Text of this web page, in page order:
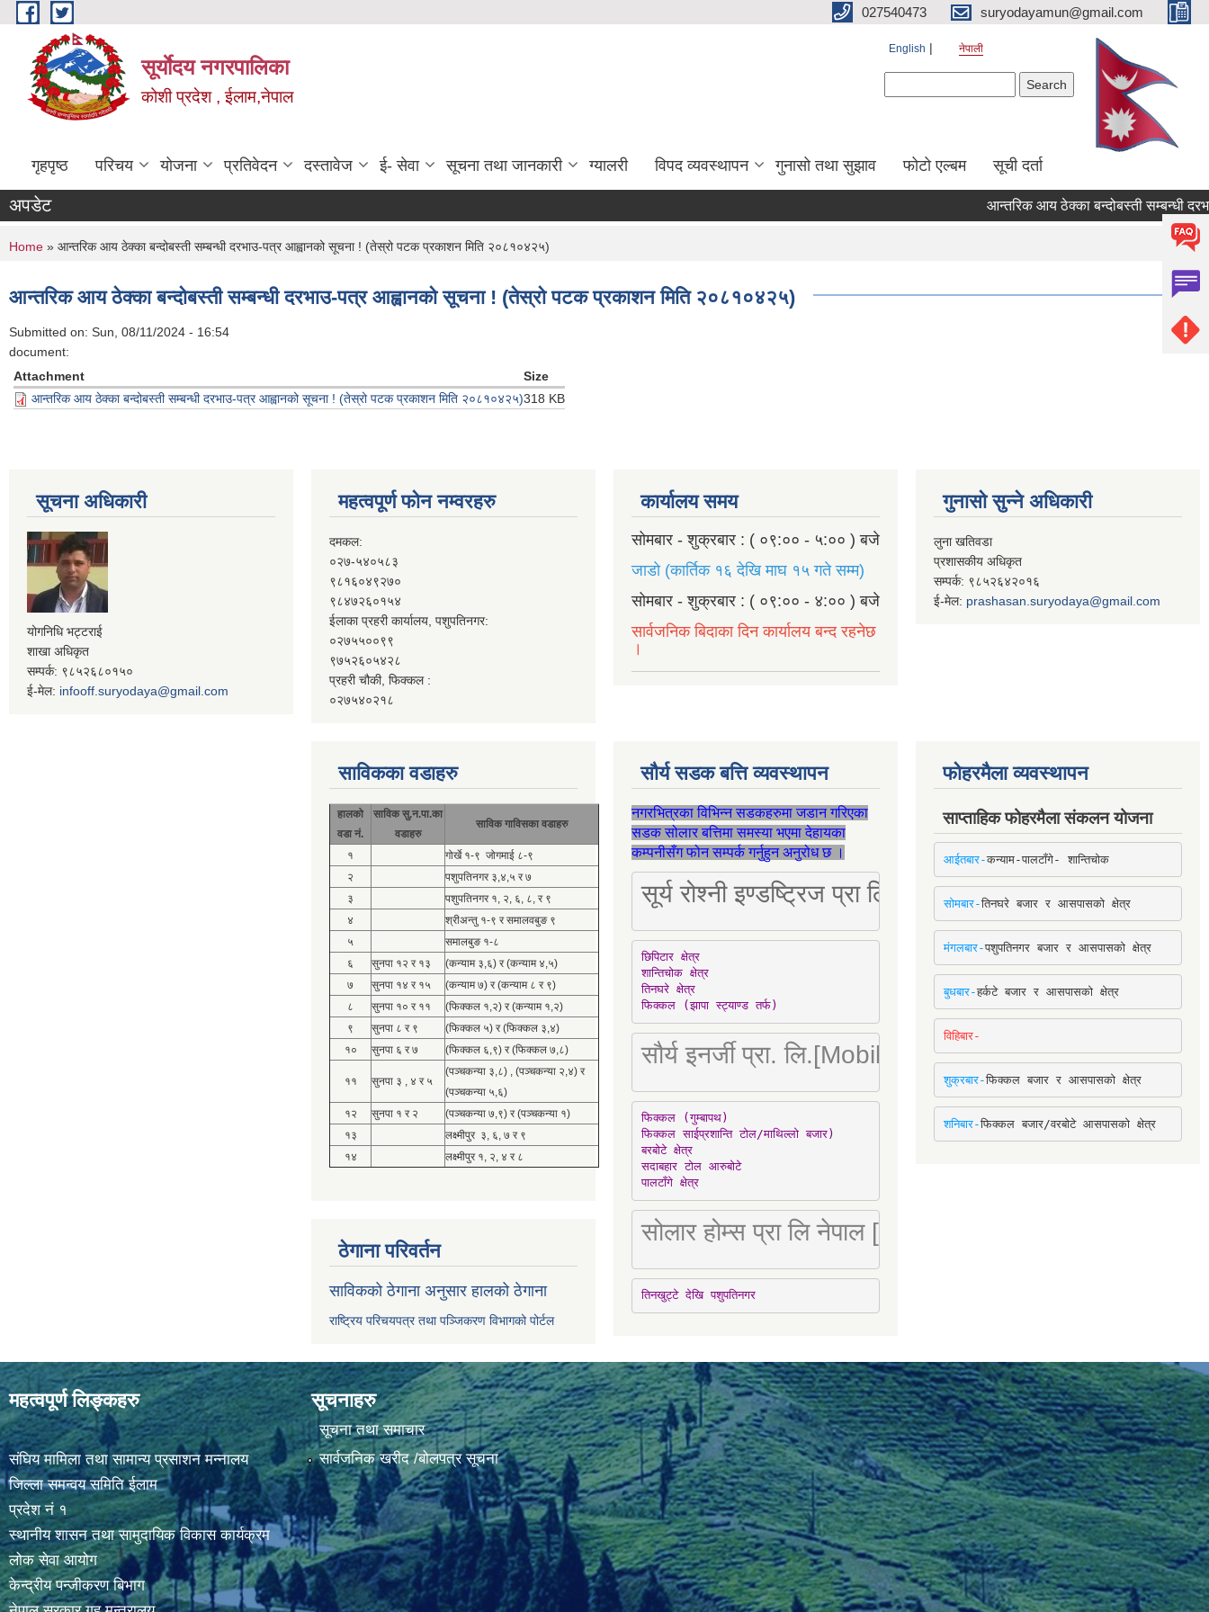
Skip to main content 027540473 suryodayamun@gmail.com
सूर्याेदय नगरपालिका
कोशी प्रदेश , ईलाम,नेपाल
English नेपाली
गृहपृष्ठ परिचय योजना प्रतिवेदन दस्तावेज ई- सेवा सूचना तथा जानकारी ग्यालरी विपद व्यवस्थापन गुनासो तथा सुझाव फोटो एल्बम सूची दर्ता
अपडेट आन्तरिक आय ठेक्का बन्दोबस्ती सम्बन्धी
You are here
Home » आन्तरिक आय ठेक्का बन्दोबस्ती सम्बन्धी दरभाउ-पत्र आह्वानको सूचना ! (तेस्रो पटक प्रकाशन मिति २०८१०४२५)
आन्तरिक आय ठेक्का बन्दोबस्ती सम्बन्धी दरभाउ-पत्र आह्वानको सूचना ! (तेस्रो पटक प्रकाशन मिति २०८१०४२५)
Submitted on: Sun, 08/11/2024 - 16:54
document:
Attachment
Size
आन्तरिक आय ठेक्का बन्दोबस्ती सम्बन्धी दरभाउ-पत्र आह्वानको सूचना ! (तेस्रो पटक प्रकाशन मिति २०८१०४२५)318 KB
सूचना अधिकारी
योगनिधि भट्टराई
शाखा अधिकृत
सम्पर्क: ९८५२६८०१५०
ई-मेल: infooff.suryodaya@gmail.com
महत्वपूर्ण फोन नम्वरहरु
दमकल:
०२७-५४०५८३
९८१६०४९२७०
९८४७२६०१५४
ईलाका प्रहरी कार्यालय, पशुपतिनगर:
०२७५५००९९
९७५२६०५४२८
प्रहरी चौकी, फिक्कल :
०२७५४०२१८
कार्यालय समय
सोमबार - शुक्रबार : ( ०९:०० - ५:०० ) बजे
जाडो (कार्तिक १६ देखि माघ १५ गते सम्म)
सोमबार - शुक्रबार : ( ०९:०० - ४:०० ) बजे
सार्वजनिक बिदाका दिन कार्यालय बन्द रहनेछ
।
गुनासो सुन्ने अधिकारी
लुना खतिवडा
प्रशासकीय अधिकृत
सम्पर्क: ९८५२६४२०१६
ई-मेल: prashasan.suryodaya@gmail.com
साविकका वडाहरु
हालको
वडा नं.
साविक सु.न.पा.का
वडाहरु
साविक गाविसका वडाहरु
१
गोर्खे १-९ जोगमाई ८-९
२
पशुपतिनगर ३,४,५ र ७
३
पशुपतिनगर १, २, ६, ८, र ९
४
श्रीअन्तु १-९ र समालवबुङ ९
५
समालबुङ १-८
६
सुनपा १२ र १३
(कन्याम ३,६) र (कन्याम ४,५)
७
सुनपा १४ र १५
(कन्याम ७) र (कन्याम ८ र ९)
८
सुनपा १० र ११
(फिक्कल १,२) र (कन्याम १,२)
९
सुनपा ८ र ९
(फिक्कल ५) र (फिक्कल ३,४)
१०
सुनपा ६ र ७ (फिक्कल ६,९) र (फिक्कल ७,८)
११ सुनपा ३ , ४ र ५
(पञ्चकन्या ३,८) , (पञ्चकन्या २,४) र
(पञ्चकन्या ५,६)
१२
सुनपा १ र २
(पञ्चकन्या ७,९) र (पञ्चकन्या १)
१३
लक्ष्मीपुर ३, ६, ७ र ९
१४
लक्ष्मीपुर १, २, ४ र ८
ठेगाना परिवर्तन
साविकको ठेगाना अनुसार हालको ठेगाना
राष्ट्रिय परिचयपत्र तथा पञ्जिकरण विभागको पोर्टल
सौर्य सडक बत्ति व्यवस्थापन
नगरभित्रका विभिन्न सडकहरुमा जडान गरिएका
सडक सोलार बत्तिमा समस्या भएमा देहायका
कम्पनीसँग फोन सम्पर्क गर्नुहुन अनुरोध छ ।
सूर्य रोश्नी इण्डष्ट्रिज प्रा लि [Mobile: 9851034034]
छिपिटार क्षेत्र
शान्तिचोक क्षेत्र
तिनघरे क्षेत्र
फिक्कल (झापा स्ट्याण्ड तर्फ)
सौर्य इनर्जी प्रा. लि.[Mobile : 9842780266]
फिक्कल (गुम्बापथ)
फिक्कल साईप्रशान्ति टोल/माथिल्लो बजार)
बरबोटे क्षेत्र
सदाबहार टोल आरुबोटे
पालटाँगे क्षेत्र
सोलार होम्स प्रा लि नेपाल [Mobile : 9851066274]
तिनखुट्टे देखि पशुपतिनगर
फोहरमैला व्यवस्थापन
साप्ताहिक फोहरमैला संकलन योजना
आईतबार-कन्याम-पालटाँगे- शान्तिचोक
सोमबार-तिनघरे बजार र आसपासको क्षेत्र
मंगलबार-पशुपतिनगर बजार र आसपासको क्षेत्र
बुधबार-हर्कटे बजार र आसपासको क्षेत्र
विहिबार-
शुक्रबार-फिक्कल बजार र आसपासको क्षेत्र
शनिबार-फिक्कल बजार/वरबोटे आसपासको क्षेत्र
महत्वपूर्ण लिङ्कहरु
संघिय मामिला तथा सामान्य प्रसाशन मन्नालय
जिल्ला समन्वय समिति ईलाम
प्रदेश नं १
स्थानीय शासन तथा सामुदायिक विकास कार्यक्रम
लोक सेवा आयोग
केन्द्रीय पन्जीकरण बिभाग
सूचनाहरु
सूचना तथा समाचार
सार्वजनिक खरीद /बोलपत्र सूचना